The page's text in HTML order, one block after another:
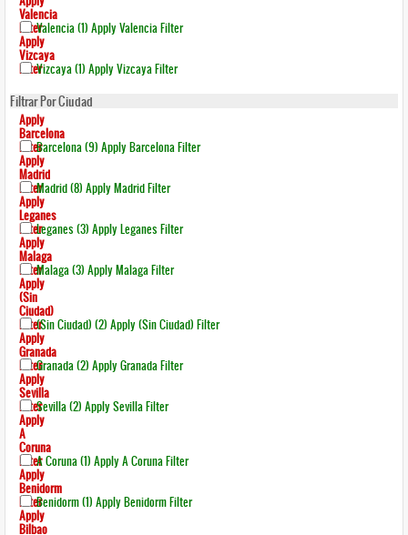
Valencia
FilterValencia (1) Apply Valencia Filter
Apply
Vizcaya
FilterVizcaya (1) Apply Vizcaya Filter
Filtrar Por Ciudad
Apply
Barcelona
FilterBarcelona (9) Apply Barcelona Filter
Apply
Madrid
FilterMadrid (8) Apply Madrid Filter
Apply
Leganes
FilterLeganes (3) Apply Leganes Filter
Apply
Malaga
FilterMalaga (3) Apply Malaga Filter
Apply
(sin
Ciudad)
Filter(sin Ciudad) (2) Apply (sin Ciudad) Filter
Apply
Granada
FilterGranada (2) Apply Granada Filter
Apply
Sevilla
FilterSevilla (2) Apply Sevilla Filter
Apply
A
Coruna
FilterA Coruna (1) Apply A Coruna Filter
Apply
Benidorm
FilterBenidorm (1) Apply Benidorm Filter
Apply
Bilbao